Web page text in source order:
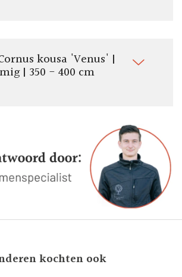
kousa 'Venus' |
| 350 - 400 cm
kochten ook